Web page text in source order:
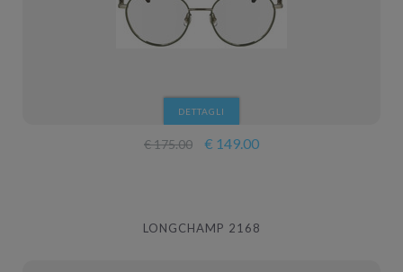
DETTAGLI
€ 175.00 € 149.00
LONGCHAMP 2168